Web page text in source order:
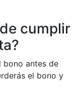
cumplir
bono antes de
el bono y